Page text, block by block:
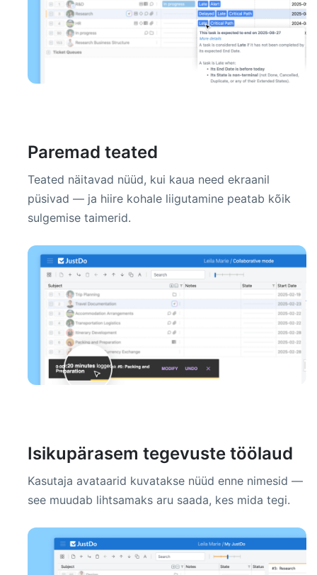
Paremad teated
Teated näitavad nüüd, kui kaua need ekraanil
püsivad — ja hiire kohale liigutamine peatab kõik
sulgemise taimerid.
Isikupärasem tegevuste töölaud
Kasutaja avataarid kuvatakse nüüd enne nimesid —
see muudab lihtsamaks aru saada, kes mida tegi.